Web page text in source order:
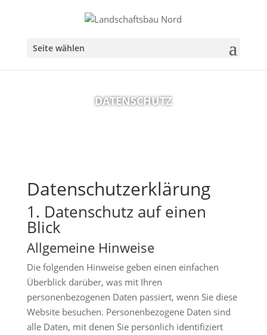
Seite wählen
DATENSCHUTZ
Datenschutz­erklärung
1. Datenschutz auf einen
Blick
Allgemeine Hinweise
Die folgenden Hinweise geben einen einfachen
Überblick darüber, was mit Ihren
personenbezogenen Daten passiert, wenn Sie diese
Website besuchen. Personenbezogene Daten sind
alle Daten, mit denen Sie persönlich identifiziert